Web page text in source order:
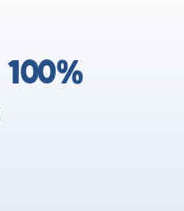
100% من منتجاتنا عضوية،